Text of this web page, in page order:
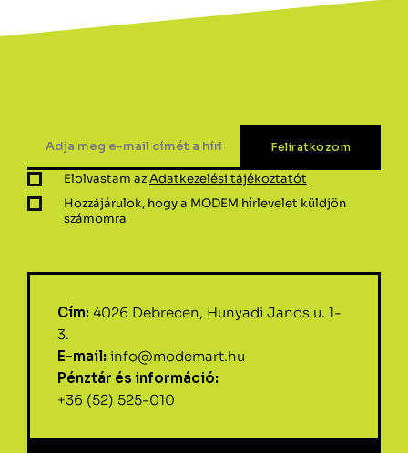
Elolvastam azAdatkezelési tájékoztatót
Hozzájárulok, hogy a MODEM hírlevelet küldjön
számomra
Cím: 4026 Debrecen, Hunyadi János u. 1-
3.
E-mail: info@modemart.hu
Pénztár és információ:
+36 (52) 525-010